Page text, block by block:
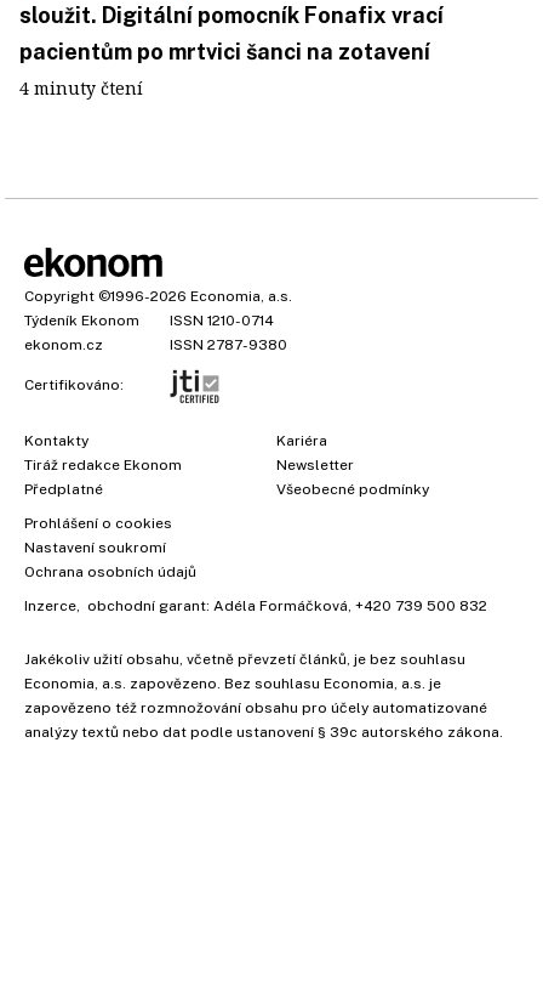
sloužit. Digitální pomocník Fonafix vrací
pacientům po mrtvici šanci na zotavení
4 minuty čtení
Copyright ©1996-2026 Economia, a.s.
Týdeník Ekonom
ISSN 1210-0714
ekonom.cz
ISSN 2787-9380
Certifikováno:
Kontakty
Tiráž redakce Ekonom
Předplatné
Kariéra
Newsletter
Všeobecné podmínky
Prohlášení o cookies
Nastavení soukromí
Ochrana osobních údajů
Inzerce , obchodní garant: Adéla Formáčková +420 739 500 832
Jakékoliv užití obsahu, včetně převzetí článků, je bez souhlasu
Economia, a.s. zapovězeno. Bez souhlasu Economia, a.s. je
zapovězeno též rozmnožování obsahu pro účely automatizované
analýzy textů nebo dat podle ustanovení § 39c autorského zákona.